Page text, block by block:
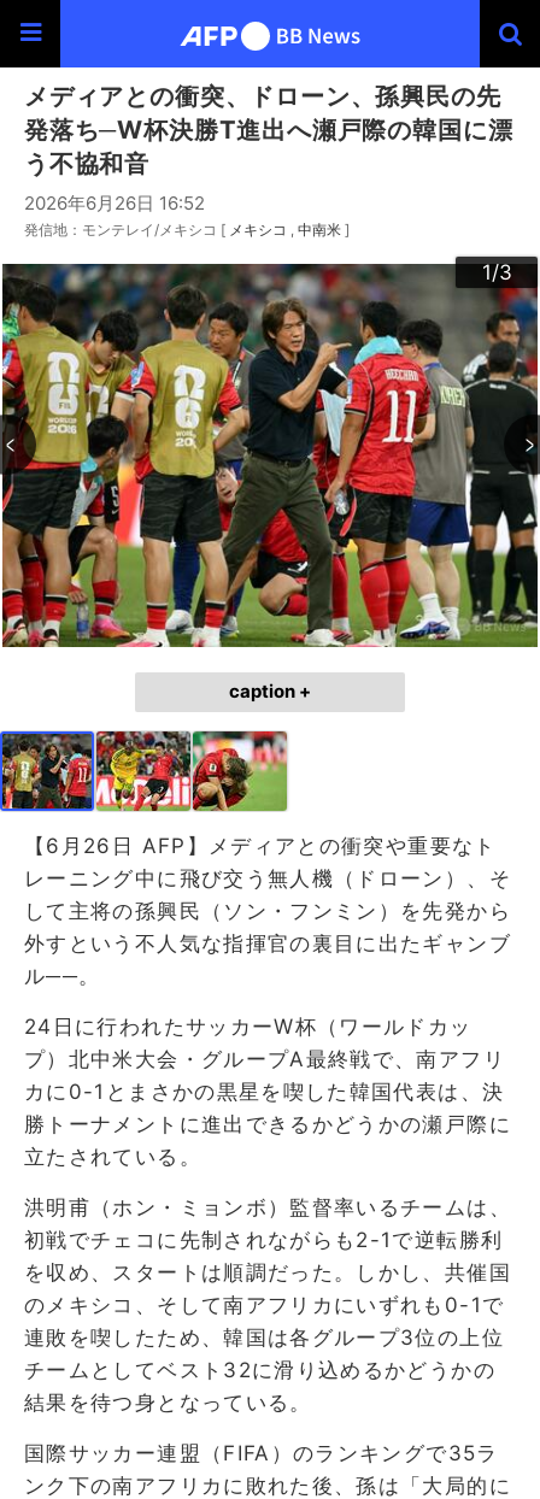
メディアとの衝突、ドローン、孫興民の先
発落ち─W杯決勝T進出へ瀬戸際の韓国に漂
う不協和音
2026年6月26日 16:52
発信地：モンテレイ/メキシコ [ メキシコ 中南米 ]
1/3
2/3
3/3
caption +
【6月26日 AFP】メディアとの衝突や重要なト
レーニング中に飛び交う無人機（ドローン）、そ
して主将の孫興民（ソン・フンミン）を先発から
外すという不人気な指揮官の裏目に出たギャンブ
ル──。
24日に行われたサッカーW杯（ワールドカッ
プ）北中米大会・グループA最終戦で、南アフリ
カに0-1とまさかの黒星を喫した韓国代表は、決
勝トーナメントに進出できるかどうかの瀬戸際に
立たされている。
洪明甫（ホン・ミョンボ）監督率いるチームは、
初戦でチェコに先制されながらも2-1で逆転勝利
を収め、スタートは順調だった。しかし、共催国
のメキシコ、そして南アフリカにいずれも0-1で
連敗を喫したため、韓国は各グループ3位の上位
チームとしてベスト32に滑り込めるかどうかの
結果を待つ身となっている。
国際サッカー連盟（FIFA）のランキングで35ラ
ンク下の南アフリカに敗れた後、孫は「大局的に